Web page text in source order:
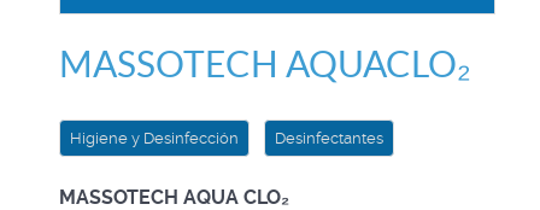
MASSOTECH AQUACLO₂
Higiene y Desinfección Desinfectantes
MASSOTECH AQUA CLO₂